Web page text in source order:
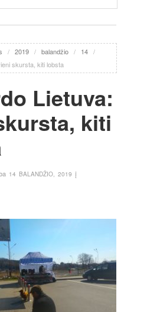
/ 2019 / balandžio / 14 /
skursta, kiti lobsta
Lietuva:
kiti
14 BALANDŽIO, 2019 į